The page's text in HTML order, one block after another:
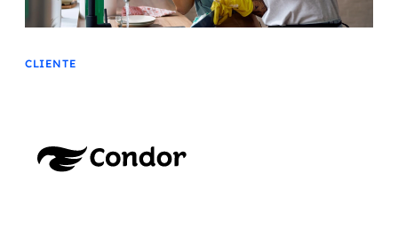
Transformar datos en decisión
Business Intelligence
CLIENTE